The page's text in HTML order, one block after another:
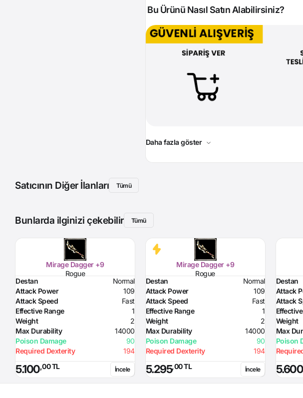
Bu Ürünü Nasıl Satın Alabilirsiniz?
Daha fazla göster
Satıcının Diğer İlanları Tümü
Bunlarda ilginizi çekebilir Tümü
Mirage Dagger +9
Rogue
Destan
Normal
Attack Power
109
Attack Speed
Fast
Effective Range
1
Weight
2
Max Durability
14000
Poison Damage
90
Required Dexterity
194
5.100,00 TL İncele
Mirage Dagger +9
Rogue
Destan
Normal
Attack Power
109
Attack Speed
Fast
Effective Range
1
Weight
2
Max Durability
14000
Poison Damage
90
Required Dexterity
194
5.295,00 TL İncele
Destan
Attack
Attack
Weight
Max
Poison
5.600